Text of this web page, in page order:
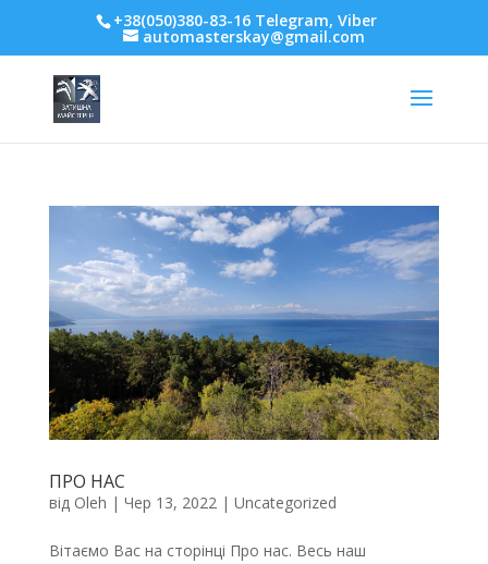
+38(050)380-83-16 Telegram, Viber
automasterskay@gmail.com
ПРО НАС
від Oleh | Чер 13, 2022| Uncategorized
Вітаємо Вас на сторінці Про нас. Весь наш